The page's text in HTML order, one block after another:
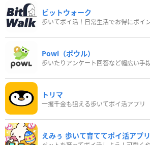
ビットウォーク
Powl（ポウル）
トリマ
一攫千金も狙える歩いてポイ活アプリ
えみぅ 歩いて育ててポイ活アプリ